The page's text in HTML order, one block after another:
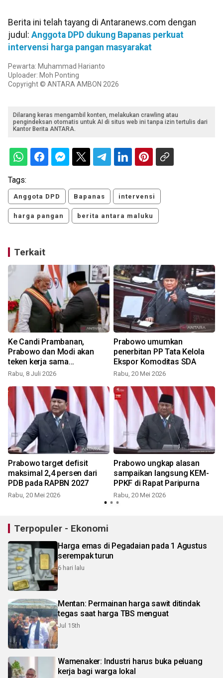
Berita ini telah tayang di Antaranews.com dengan
judul: Anggota DPD dukung Bapanas perkuat
intervensi harga pangan masyarakat
Pewarta: Muhammad Harianto
Uploader: Moh Ponting
Copyright © ANTARA AMBON 2026
Dilarang keras mengambil konten, melakukan crawling atau
pengindeksan otomatis untuk AI di situs web ini tanpa izin tertulis dari
Kantor Berita ANTARA.
Tags:
Anggota DPD Bapanas intervensi
harga pangan berita antara maluku
Terkait
Ke Candi Prambanan,
Prabowo dan Modi akan
teken kerja sama
konservasi
Rabu, 8 Juli 2026
Prabowo umumkan
penerbitan PP Tata Kelola
Ekspor Komoditas SDA
Rabu, 20 Mei 2026
Prabowo target defisit
maksimal 2,4 persen dari
PDB pada RAPBN 2027
Rabu, 20 Mei 2026
Prabowo ungkap alasan
sampaikan langsung KEM-
PPKF di Rapat Paripurna
Rabu, 20 Mei 2026
Terpopuler - Ekonomi
Harga emas di Pegadaian pada 1 Agustus
serempak turun
6 hari lalu
Mentan: Permainan harga sawit ditindak
tegas saat harga TBS menguat
Jul 15th
Wamenaker: Industri harus buka peluang
kerja bagi warga lokal